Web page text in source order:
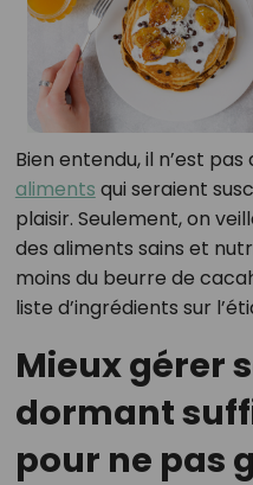
Bien entendu, il n’est
aliments qui seraient
plaisir. Seulement, on
des aliments sains et
moins du beurre de
liste d’ingrédients sur
Mieux gérer
dormant
pour ne pas